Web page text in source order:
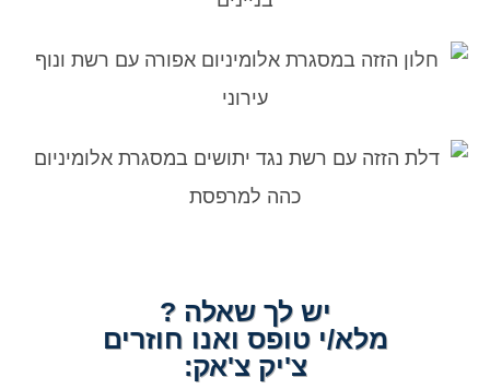
יש לך שאלה ?
מלא/י טופס ואנו חוזרים
צ'יק צ'אק: